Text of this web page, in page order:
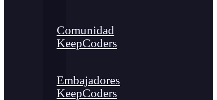
Comunidad
KeepCoders
Embajadores
KeepCoders